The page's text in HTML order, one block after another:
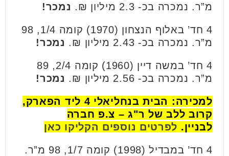
מ”ר. נמכרה בכ- 2.3 מיליון ₪.
נמכר!
4 חד’ באלוף הנצחון (1970) קומה 1/4, 98
מ”ר. נמכרה בכ- 2.43 מיליון ₪.
נמכר!
4 חד’ במשה דיין (1960) קומה 2/4, 89
מ”ר. נמכרה בכ- 2.56 מיליון ₪.
נמכר!
למכירה: הבית בנחליאלי 4 ליד הפארק,
קרוב ללב של ר"ג – צ.פ חברה
לבניין. לפרטים נוספים הקליקו כאן
4 חד’ במבדיל (1998) קומה 1/7, 98 מ”ר.